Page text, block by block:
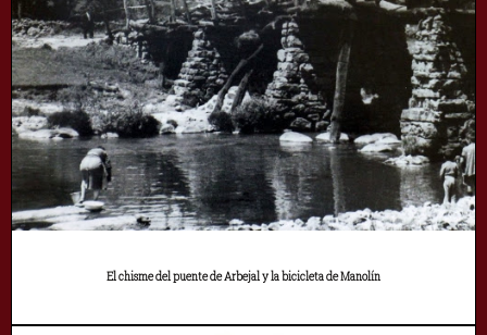
El chisme del puente de Arbejal y la bicicleta de Manolín